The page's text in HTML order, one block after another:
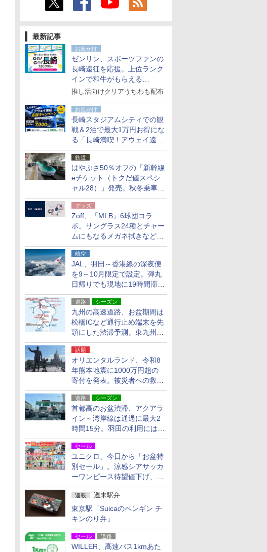
最新記事
お出かけ
ゼンリン、スポーツファンの
長崎遠征を応援。上位ランク
インで和牛がもらえる
「GO！GO！長崎スタンプラ
推し活向けクリアうちわも配布
お出かけ
長崎スタジアムシティでの観
戦＆2泊で最大1万円お得にな
る「長崎満喫！アウェイ遠征
応援キャンペーン」
鉄道
はやぶさ50％オフの「新幹線
eチケット（トクだ値スペシ
ャル28）」発売。秋冬乗車
分、えきねっと限定
グッズ
Zoff、「MLB」6球団コラ
ボ。サングラス24種とチャー
ムにもなるメガネ拭きなど雑
貨24種
航空
JAL、羽田～香港線の深夜便
を9～10月限定で設定。弾丸
日帰りでも現地に19時間滞在
できる
道路 シーズン
九州の高速道路、お盆期間は
松橋ICなど通行止め端末を先
頭にした渋滞予測。東九州道
への迂回は料金調整を実施
話題
オリエンタルランド、令和8
年熊本地震に1000万円超の
寄付を発表。被災者への救援
活動・復旧支援
道路 シーズン
首都高のお盆渋滞、アクアラ
イン～湾岸線は通過に最大2
時間15分。羽田の利用には
「空港西出口」の利用検討を
セール
ユニクロ、今日から「お盆特
別セール」。涼感シアサッカ
ーワンピース待望値下げ、撥
水ギアショーツは1990円に
連載 週末駅弁
東京駅「Suicaのペンギン チ
キンのり弁」
セール 道路
WILLER、高速バス1kmあた